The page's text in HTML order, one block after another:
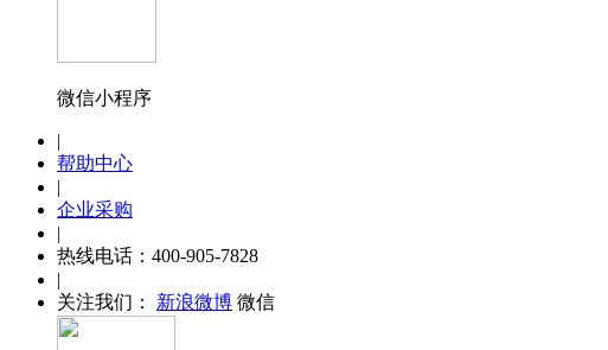
微信小程序
|
帮助中心
|
企业采购
|
热线电话：400-905-7828
|
关注我们：
新浪微博 微信